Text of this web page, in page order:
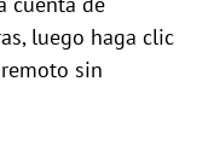
luego haga clic
sin